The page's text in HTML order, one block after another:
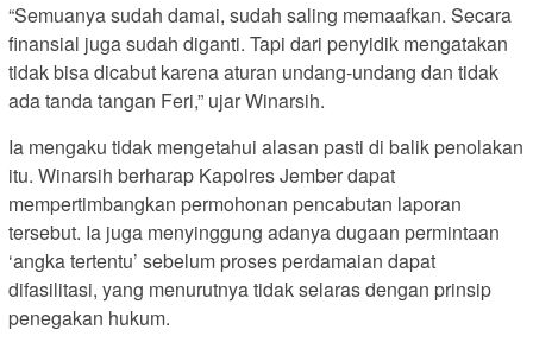
“Semuanya sudah damai, sudah saling memaafkan. Secara
finansial juga sudah diganti. Tapi dari penyidik mengatakan
tidak bisa dicabut karena aturan undang-undang dan tidak
ada tanda tangan Feri,” ujar Winarsih.
Ia mengaku tidak mengetahui alasan pasti di balik penolakan
itu. Winarsih berharap Kapolres Jember dapat
mempertimbangkan permohonan pencabutan laporan
tersebut. Ia juga menyinggung adanya dugaan permintaan
‘angka tertentu’ sebelum proses perdamaian dapat
difasilitasi, yang menurutnya tidak selaras dengan prinsip
penegakan hukum.